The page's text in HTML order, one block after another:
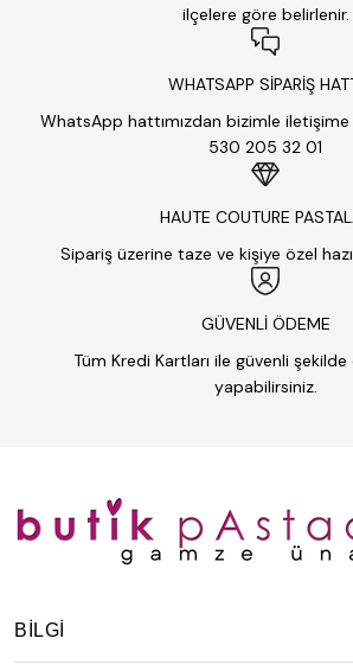
ilçelere göre belirlenir.
WHATSAPP SİPARİŞ
WhatsApp hattımızdan bizimle
530 205 32 01
HAUTE COUTURE
Sipariş üzerine taze ve kişiye özel
GÜVENLİ ÖDEME
Tüm Kredi Kartları ile güvenli
yapabilirsiniz.
BILGI